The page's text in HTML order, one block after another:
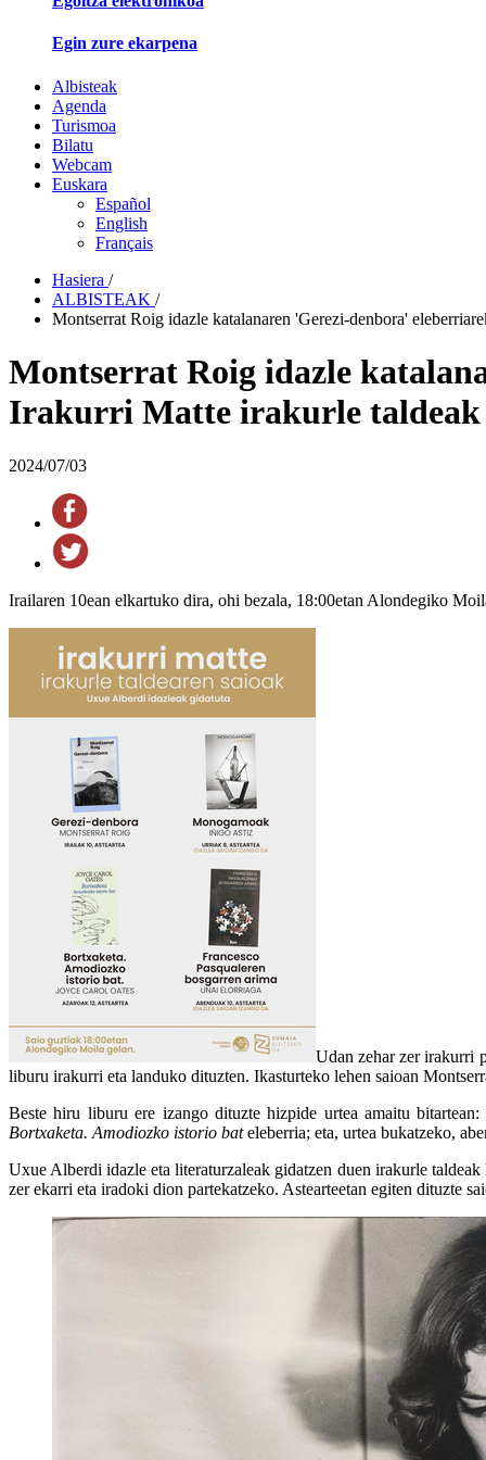
Egin zure ekarpena
Albisteak
Agenda
Turismoa
Bilatu
Webcam
Euskara
Español
English
Français
Hasiera /
ALBISTEAK /
Montserrat Roig idazle katalanaren 'Gerezi-denbora'
Montserrat Roig idazle
Irakurri Matte irakurle taldeak
2024/07/03
Irailaren 10ean elkartuko dira, ohi bezala, 18:00etan Alondegiko
Udan zehar zer irakurri
liburu irakurri eta landuko dituzten. Ikasturteko lehen saioan
Beste hiru liburu ere izango dituzte hizpide urtea amaitu
Bortxaketa. Amodiozko istorio bateleberria; eta, urtea bukatzeko,
Uxue Alberdi idazle eta literaturzaleak gidatzen duen irakurle
zer ekarri eta iradoki dion partekatzeko. Astearteetan egiten dituzte